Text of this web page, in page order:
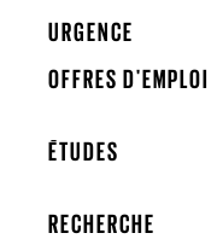
URGENCE
OFFRES D'EMPLOI
ÉTUDES
RECHERCHE